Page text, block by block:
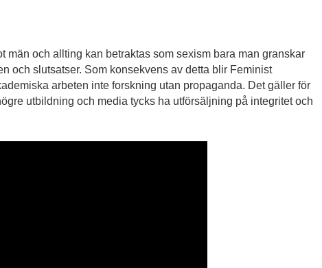
män och allting kan betraktas som sexism bara man granskar
och slutsatser. Som konsekvens av detta blir Feminist
arbeten inte forskning utan propaganda. Det gäller för
utbildning och media tycks ha utförsäljning på integritet och